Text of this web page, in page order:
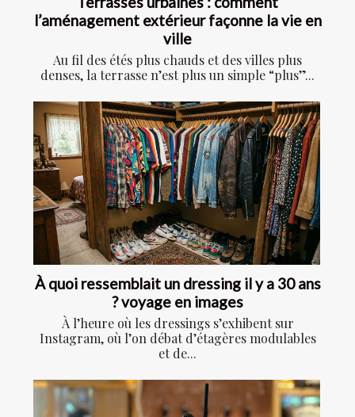
l’aménagement extérieur façonne la vie en
ville
Au fil des étés plus chauds et des villes plus
denses, la terrasse n’est plus un simple “plus”...
À quoi ressemblait un dressing il y a 30 ans
? voyage en images
À l’heure où les dressings s’exhibent sur
Instagram, où l’on débat d’étagères modulables
et de...